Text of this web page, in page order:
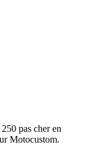
pas cher en
Motocustom.